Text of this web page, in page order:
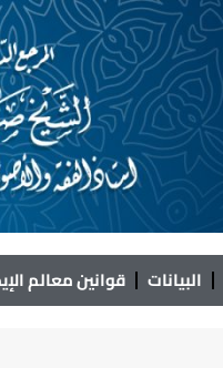
البيانات قوانين معالم